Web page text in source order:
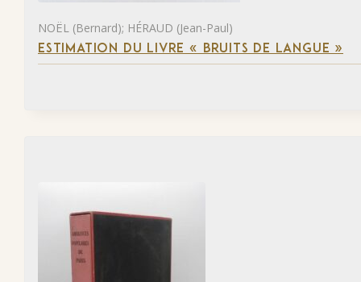
NOËL (Bernard); HÉRAUD (Jean-Paul)
ESTIMATION DU LIVRE « BRUITS DE LANGUE »